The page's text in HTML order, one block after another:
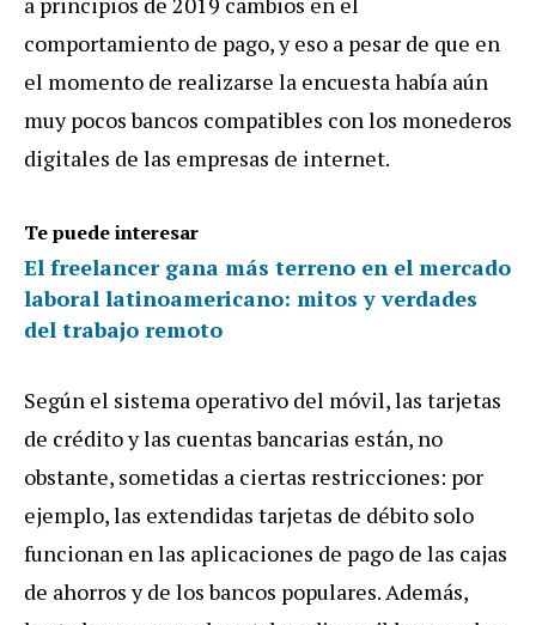
comportamiento de pago, y eso a pesar de que en
el momento de realizarse la encuesta había aún
muy pocos bancos compatibles con los monederos
digitales de las empresas de internet.
Te puede interesar
El freelancer gana más terreno en el mercado
laboral latinoamericano: mitos y verdades
del trabajo remoto
Según el sistema operativo del móvil, las tarjetas
de crédito y las cuentas bancarias están, no
obstante, sometidas a ciertas restricciones: por
ejemplo, las extendidas tarjetas de débito solo
funcionan en las aplicaciones de pago de las cajas
de ahorros y de los bancos populares. Además,